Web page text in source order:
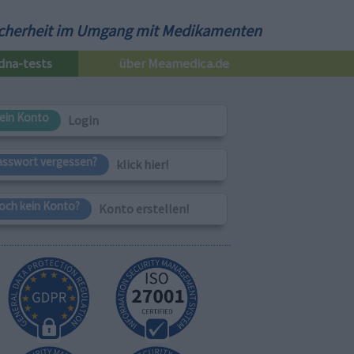
im Umgang mit Medikamenten
tests über Meamedica.de
Konto Login
vergessen? klick hier!
kein Konto? Konto erstellen!